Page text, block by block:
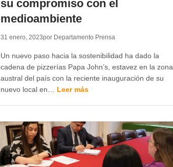
su compromiso con el
medioambiente
31 enero, 2023por Departamento Prensa
Un nuevo paso hacia la sostenibilidad ha dado la
cadena de pizzerías Papa John’s, estavez en la zona
austral del país con la reciente inauguración de su
nuevo local en… Leer más